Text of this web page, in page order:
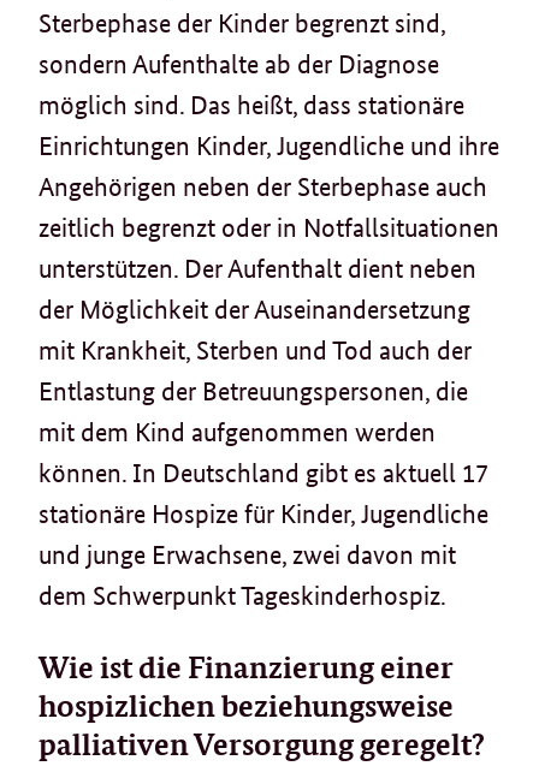
Sterbephase der Kinder begrenzt sind,
sondern Aufenthalte ab der Diagnose
möglich sind. Das heißt, dass stationäre
Einrichtungen Kinder, Jugendliche und ihre
Angehörigen neben der Sterbephase auch
zeitlich begrenzt oder in Notfallsituationen
unterstützen. Der Aufenthalt dient neben
der Möglichkeit der Auseinandersetzung
mit Krankheit, Sterben und Tod auch der
Entlastung der Betreuungspersonen, die
mit dem Kind aufgenommen werden
können. In Deutschland gibt es aktuell 17
stationäre Hospize für Kinder, Jugendliche
und junge Erwachsene, zwei davon mit
dem Schwerpunkt Tageskinderhospiz.
Wie ist die Finanzierung einer
hospizlichen beziehungsweise
palliativen Versorgung geregelt?